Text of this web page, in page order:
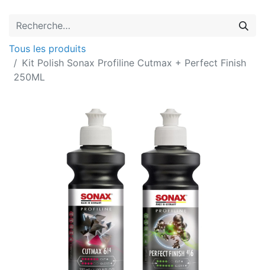
Tous les produits
Kit Polish Sonax Profiline Cutmax + Perfect Finish
250ML